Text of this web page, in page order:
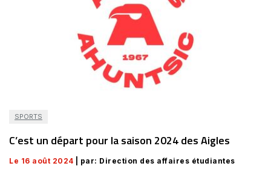
SPORTS
C’est un départ pour la saison 2024 des Aigles
Le 16 août 2024 | par: Direction des affaires étudiantes